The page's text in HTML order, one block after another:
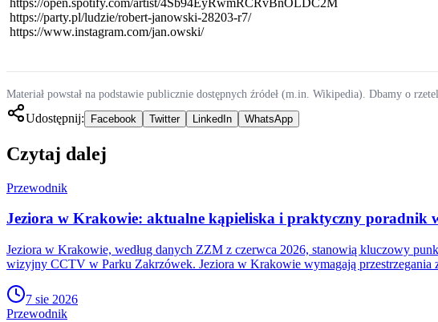
https://party.pl/ludzie/robert-janowski-28203-r7/
https://www.instagram.com/jan.owski/
Materiał powstał na podstawie publicznie dostępnych źródeł (m.in. Wikipedia). Dbamy o
Udostępnij: Facebook Twitter LinkedIn WhatsApp
Czytaj dalej
Przewodnik
Jeziora w Krakowie: aktualne kąpieliska i praktyczny poradnik
Jeziora w Krakowie, według danych ZZM z czerwca 2026, stanowią kluczowy
wizyjny CCTV w Parku Zakrzówek. Jeziora w Krakowie wymagają przestrzegania
7 sie 2026
Przewodnik